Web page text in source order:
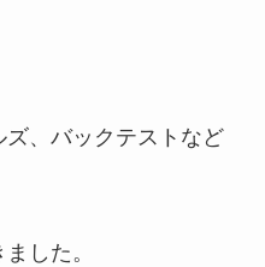
、バックテストなど
した。